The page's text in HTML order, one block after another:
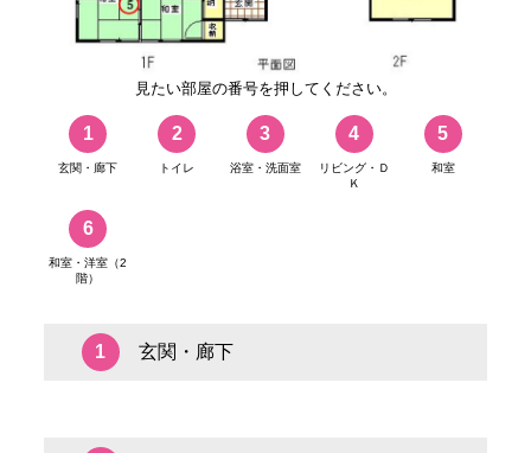
1 玄関・廊下
見たい部屋の番号を押してください。
1
玄関・廊下
2
トイレ
3
浴室・洗面室
4
リビング・Ｄ
Ｋ
5
和室
6
和室・洋室（2
階）